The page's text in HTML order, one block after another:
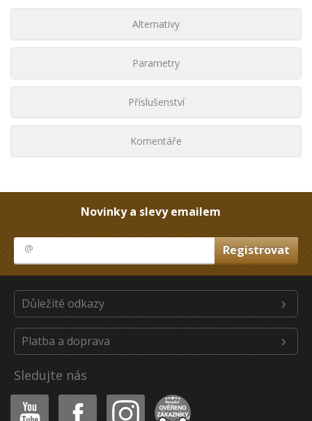
Alternativy
Parametry
Příslušenství
Komentáře
Novinky a slevy emailem
Důležité odkazy
Platba a doprava
Sledujte nás
Youtube Facebook Instagram Heureka